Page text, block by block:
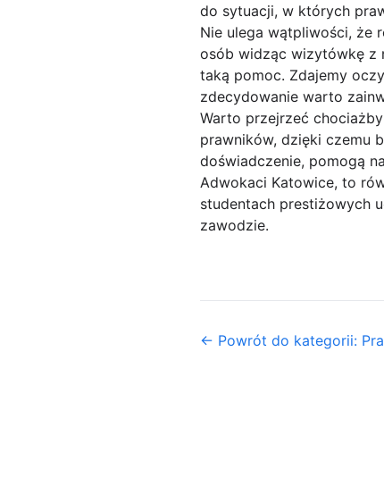
do sytuacji, w których
Nie ulega wątpliwości, że
osób widząc wizytówkę z
taką pomoc. Zdajemy
zdecydowanie warto
Warto przejrzeć
prawników, dzięki czemu
doświadczenie, pomogą
Adwokaci Katowice, to
studentach prestiżowych
zawodzie.
← Powrót do kategorii: